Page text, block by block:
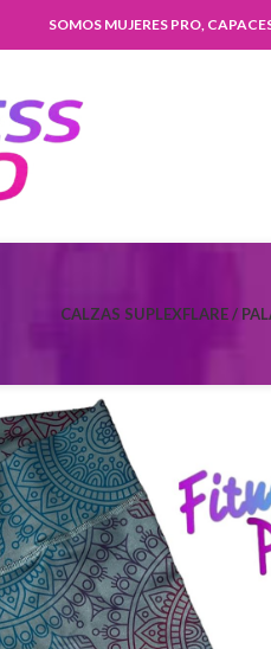
SOMOS MUJERES PRO,
CALZAS SUPLEXFLARE /